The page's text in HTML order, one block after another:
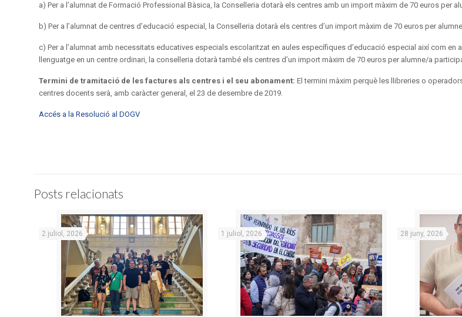
a) Per a l’alumnat de Formació Professional Bàsica, la Conselleria dotarà els centres amb un import màxim de 70 euros per
b) Per a l’alumnat de centres d’educació especial, la Conselleria dotarà els centres d’un import màxim de 70 euros per
c) Per a l’alumnat amb necessitats educatives especials escolaritzat en aules específiques d’educació especial així com en
llenguatge en un centre ordinari, la conselleria dotarà també els centres d’un import màxim de 70 euros per alumne/a
Termini de tramitació de les factures als centres i el seu abonament: El termini màxim perquè les llibreries o
centres docents serà, amb caràcter general, el 23 de desembre de 2019.
Accés a la Resolució al DOGV
Posts relacionats
2 juliol, 2026 1 juliol, 2026 28 juny, 2026